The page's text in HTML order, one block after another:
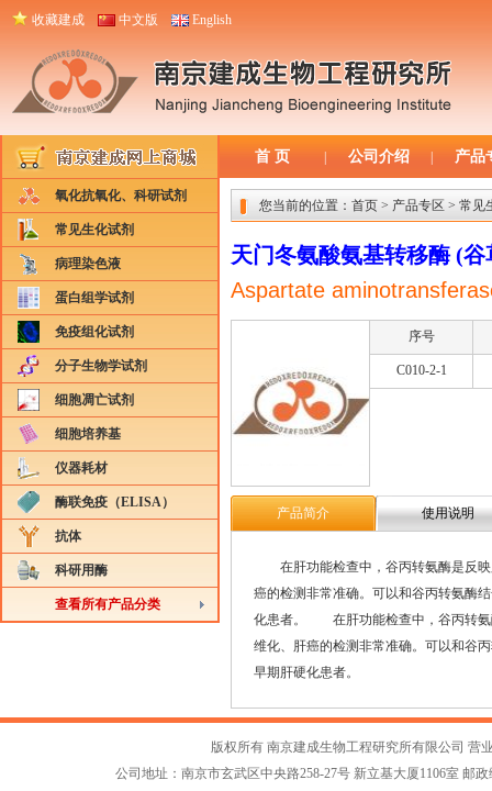
收藏建成 中文版 English
首 页 公司介绍 产品
氧化抗氧化、科研试剂
常见生化试剂
病理染色液
蛋白组学试剂
免疫组化试剂
分子生物学试剂
细胞凋亡试剂
细胞培养基
仪器耗材
酶联免疫（ELISA）
抗体
科研用酶
查看所有产品分类
您当前的位置： 首页 > 产品专区 > 常见
天门冬氨酸氨基转移酶 (
Aspartate
序号
C010-2-1
产品简介 使用说明
在肝功能检查中，谷丙转氨酶是反映
癌的检测非常准确。可以和谷丙转氨酶
化患者。 在肝功能检查中，谷丙转氨
维化、肝癌的检测非常准确。可以和谷
早期肝硬化患者。
版权所有 南京建成生物工程研究所有限公司 营
公司地址：南京市玄武区中央路258-27号 新立基大厦1106室 邮政